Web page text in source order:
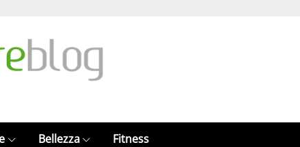
Bellezza Fitness